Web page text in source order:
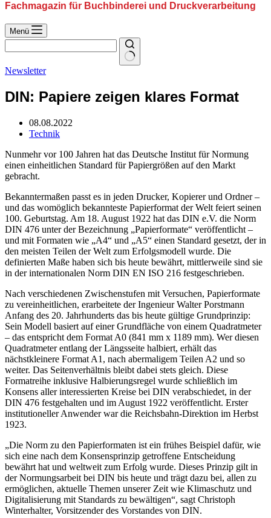
Fachmagazin für Buchbinderei und Druckverarbeitung
Menü
Newsletter
DIN: Papiere zeigen klares Format
08.08.2022
Technik
Nunmehr vor 100 Jahren hat das Deutsche Institut für Normung
einen einheitlichen Standard für Papiergrößen auf den Markt
gebracht.
Bekanntermaßen passt es in jeden Drucker, Kopierer und Ordner –
und das womöglich bekannteste Papierformat der Welt feiert seinen
100. Geburtstag. Am 18. August 1922 hat das DIN e.V. die Norm
DIN 476 unter der Bezeichnung „Papierformate“ veröffentlicht –
und mit Formaten wie „A4“ und „A5“ einen Standard gesetzt, der in
den meisten Teilen der Welt zum Erfolgsmodell wurde. Die
definierten Maße haben sich bis heute bewährt, mittlerweile sind sie
in der internationalen Norm DIN EN ISO 216 festgeschrieben.
Nach verschiedenen Zwischenstufen mit Versuchen, Papierformate
zu vereinheitlichen, erarbeitete der Ingenieur Walter Porstmann
Anfang des 20. Jahrhunderts das bis heute gültige Grundprinzip:
Sein Modell basiert auf einer Grundfläche von einem Quadratmeter
– das entspricht dem Format A0 (841 mm x 1189 mm). Wer diesen
Quadratmeter entlang der Längsseite halbiert, erhält das
nächstkleinere Format A1, nach abermaligem Teilen A2 und so
weiter. Das Seitenverhältnis bleibt dabei stets gleich. Diese
Formatreihe inklusive Halbierungsregel wurde schließlich im
Konsens aller interessierten Kreise bei DIN verabschiedet, in der
DIN 476 festgehalten und im August 1922 veröffentlicht. Erster
institutioneller Anwender war die Reichsbahn-Direktion im Herbst
1923.
„Die Norm zu den Papierformaten ist ein frühes Beispiel dafür, wie
sich eine nach dem Konsensprinzip getroffene Entscheidung
bewährt hat und weltweit zum Erfolg wurde. Dieses Prinzip gilt in
der Normungsarbeit bei DIN bis heute und trägt dazu bei, allen zu
ermöglichen, aktuelle Themen unserer Zeit wie Klimaschutz und
Digitalisierung mit Standards zu bewältigen“, sagt Christoph
Winterhalter, Vorsitzender des Vorstandes von DIN.